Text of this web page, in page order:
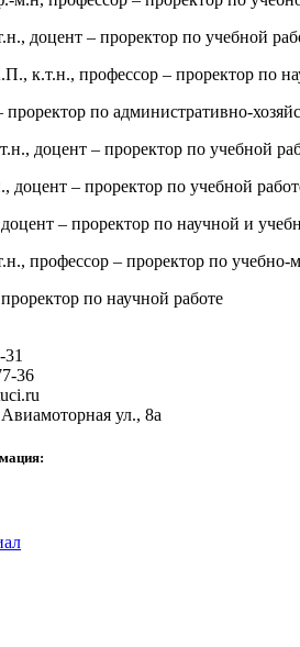
доцент – проректор по учебной
к.т.н., профессор – проректор по
по административно-
доцент – проректор по учебной
доцент – проректор по учебной
– проректор по научной и
профессор – проректор по учебно-
по научной работе
36
ул., 8а